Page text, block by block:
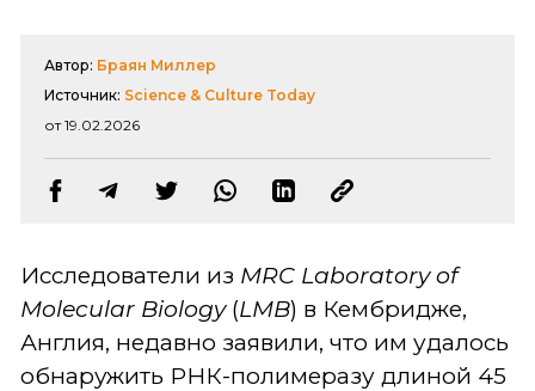
Автор: Браян Миллер
Источник: Science & Culture Today
от 19.02.2026
Исследователи из MRC Laboratory of
Molecular Biology(LMB) в Кембридже,
Англия, недавно заявили, что им удалось
обнаружить РНК-полимеразу длиной 45